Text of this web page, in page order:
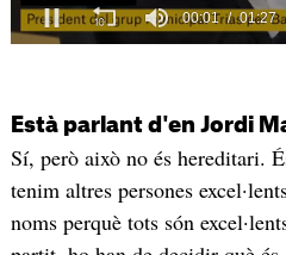
Està parlant d'en Jordi
Sí, però això no és hereditari.
tenim altres persones
noms perquè tots són